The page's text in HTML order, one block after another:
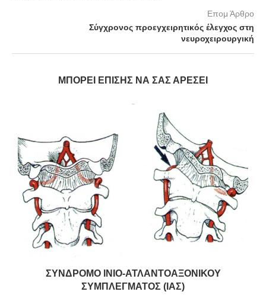
Επομ Άρθρο
Σύγχρονος προεγχειρητικός έλεγχος στη
νευροχειρουργική
ΜΠΟΡΕΊ ΕΠΊΣΗΣ ΝΑ ΣΑΣ ΑΡΈΣΕΙ
ΣΥΝΔΡΟΜΟ ΙΝΙΟ-ΑΤΛΑΝΤΟΑΞΟΝΙΚΟΥ
ΣΥΜΠΛΕΓΜΑΤΟΣ (ΙΑΣ)